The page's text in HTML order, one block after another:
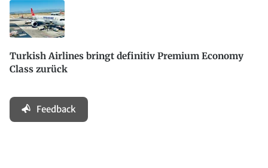
Turkish Airlines bringt definitiv Premium Economy
Class zurück
Feedback